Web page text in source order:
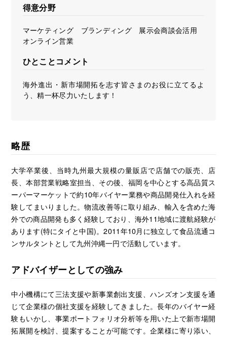
得意分野
マーケティング ブランディング 展示会商談会活用
オンライン営業
ひとことコメント
海外進出・新市場開拓を志す皆さまのお役に立てるよ
う、精一杯尽力いたします！
略歴
大学卒業後、当時九州最大規模の量販店で店舗での販売、店
長、本部営業戦略室担当、その後、福岡を中心とする高品質ス
ーパーマーケットで約10年バイヤー業務や商品開発仕入れを経
験してまいりました。物流改善等に取り組み、輸入を含めた海
外での商品開発も多く経験しており、海外11地域に渡航経験が
あります(特にタイと中国)。2011年10月に独立して食品流通コ
ンサルタントとして九州沖縄一円で活動しています。
アドバイザーとしての強み
中小機構にて三法支援や新事業創出支援、ハンズオン支援を通
じて企業様の個社支援を経験してきました。長年のバイヤー経
験もいかし、事業ポートフォリオ分析等を用いた上で新市場開
拓展開を検討、提案することが可能です。企業様に寄り添い、